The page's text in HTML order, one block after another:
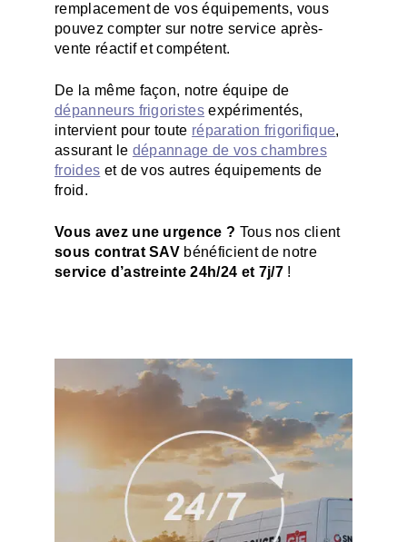
remplacement de vos équipements, vous
pouvez compter sur notre service après-
vente réactif et compétent.
De la même façon, notre équipe de
dépanneurs frigoristes expérimentés,
intervient pour toute réparation frigorifique,
assurant le dépannage de vos chambres
froides et de vos autres équipements de
froid.
Vous avez une urgence ? Tous nos client
sous contrat SAV bénéficient de notre
service d’astreinte 24h/24 et 7j/7!